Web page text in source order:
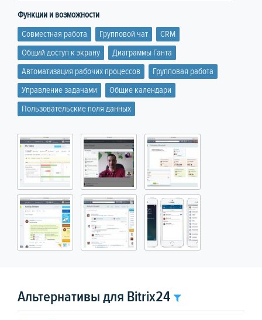
Функции и возможности
Совместная работа
Групповой чат
CRM
Общий доступ к экрану
Диаграммы Ганта
Автоматизация рабочих процессов
Групповая работа
Управление задачами
Общие календари
Пользовательские поля данных
Альтернативы для Bitrix24